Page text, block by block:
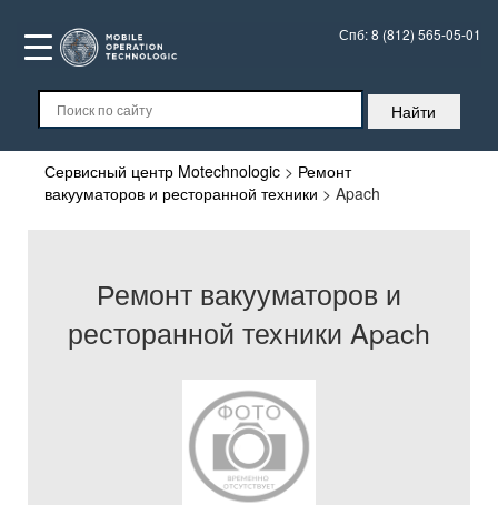
Спб:8 (812) 565-05-01
Сервисный центр Motechnologic > Ремонт
вакууматоров и ресторанной техники > Apach
Ремонт вакууматоров и
ресторанной техники Apach